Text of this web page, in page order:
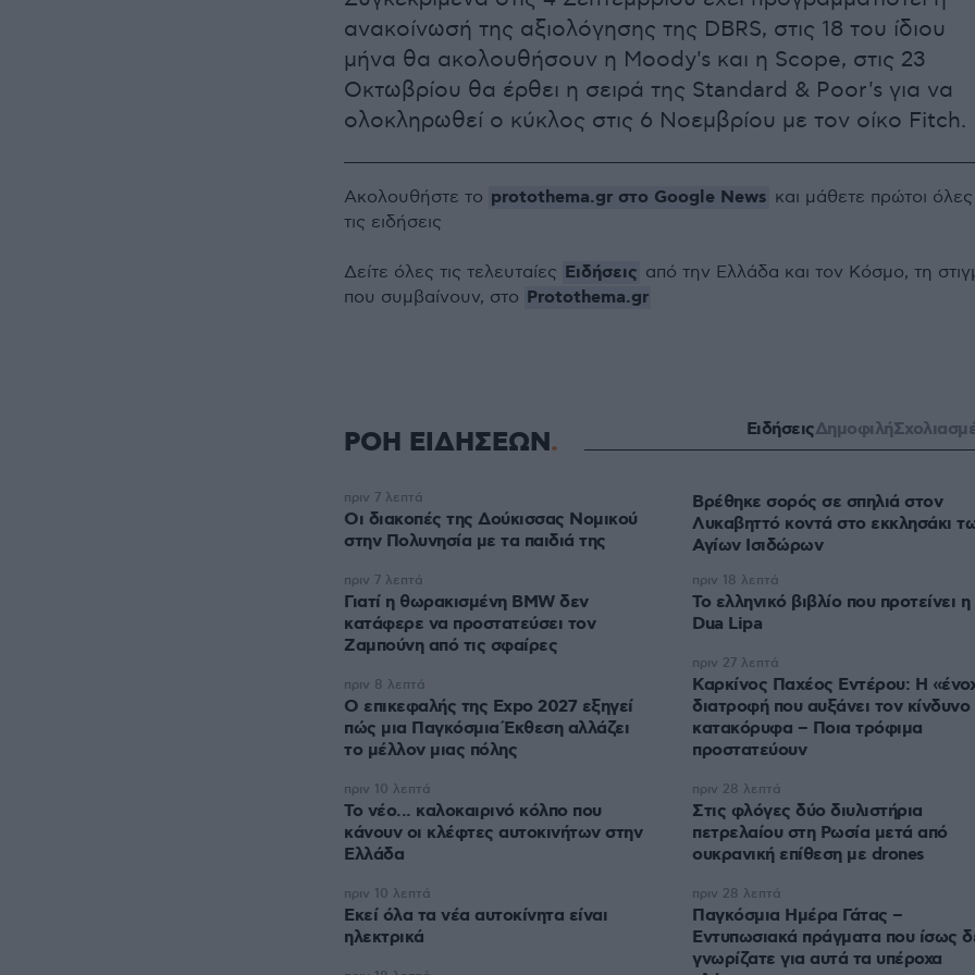
ανακοίνωσή της αξιολόγησης της DBRS, στις 18 του ίδιου
μήνα θα ακολουθήσουν η Moody's και η Scope, στις 23
Οκτωβρίου θα έρθει η σειρά της Standard & Poor's για να
ολοκληρωθεί ο κύκλος στις 6 Νοεμβρίου με τον οίκο Fitch.
Ακολουθήστε το protothema.gr στο Google News και μάθετε πρώτοι όλες
τις ειδήσεις
Δείτε όλες τις τελευταίες Ειδήσεις από την Ελλάδα και τον Κόσμο, τη
που συμβαίνουν, στο Protothema.gr
ΡΟΗ ΕΙΔΗΣΕΩΝ ΕιδήσειςΔημοφιλή
Οι διακοπές της Δούκισσας Νομικού
στην Πολυνησία με τα παιδιά της
πριν 7 λεπτά
Γιατί η θωρακισμένη BMW δεν
κατάφερε να προστατεύσει τον
Ζαμπούνη από τις σφαίρες
πριν 7 λεπτά
Ο επικεφαλής της Expo 2027 εξηγεί
πώς μια Παγκόσμια Έκθεση αλλάζει
το μέλλον μιας πόλης
πριν 8 λεπτά
Το νέο... καλοκαιρινό κόλπο που
κάνουν οι κλέφτες αυτοκινήτων στην
Ελλάδα
πριν 10 λεπτά
Εκεί όλα τα νέα αυτοκίνητα είναι
ηλεκτρικά
πριν 10 λεπτά
Βρέθηκε σορός σε σπηλιά στον
Λυκαβηττό κοντά στο εκκλησάκι
Αγίων Ισιδώρων
Το ελληνικό βιβλίο που προτείνει η
Dua Lipa
πριν 18 λεπτά
Καρκίνος Παχέος Εντέρου: Η
διατροφή που αυξάνει τον κίνδυνο
κατακόρυφα – Ποια τρόφιμα
προστατεύουν
πριν 27 λεπτά
Στις φλόγες δύο διυλιστήρια
πετρελαίου στη Ρωσία μετά από
ουκρανική επίθεση με drones
πριν 28 λεπτά
Παγκόσμια Ημέρα Γάτας –
Εντυπωσιακά πράγματα που ίσως
γνωρίζατε για αυτά τα υπέροχα
πριν 28 λεπτά